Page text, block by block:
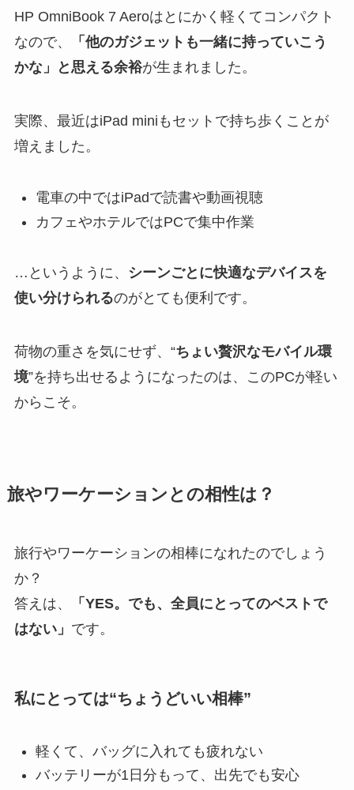
HP OmniBook 7 Aeroはとにかく軽くてコンパクト
なので、
「他のガジェットも一緒に持っていこう
かな」と思える余裕が生まれました。
実際、最近はiPad miniもセットで持ち歩くことが
増えました。
電車の中ではiPadで読書や動画視聴
カフェやホテルではPCで集中作業
…というように、
シーンごとに快適なデバイスを
使い分けられるのがとても便利です。
荷物の重さを気にせず、“ちょい贅沢なモバイル環
境”を持ち出せるようになったのは、このPCが軽い
からこそ。
旅やワーケーションとの相性は？
旅行やワーケーションの相棒になれたのでしょう
か？
答えは、
「YES。でも、全員にとってのベストで
はない」 です。
私にとっては“ちょうどいい相棒”
軽くて、バッグに入れても疲れない
バッテリーが1日分もって、出先でも安心